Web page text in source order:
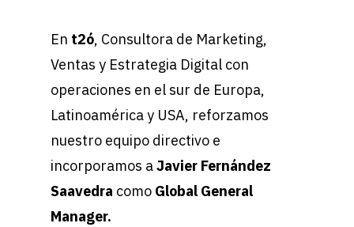
En t2ó, Consultora de Marketing,
Ventas y Estrategia Digital con
operaciones en el sur de Europa,
Latinoamérica y USA, reforzamos
nuestro equipo directivo e
incorporamos aJavier Fernández
Saavedra como Global General
Manager.